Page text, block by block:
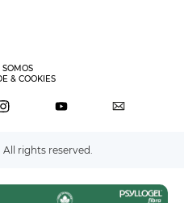
& COOKIES
rights reserved.